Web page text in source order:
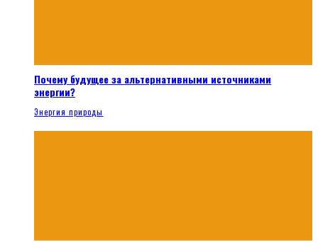
Почему будущее за альтернативными источниками
энергии?
Энергия природы